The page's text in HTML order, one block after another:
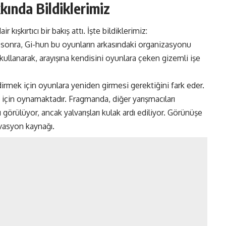
Bildiklerimiz
bir bakış attı. İşte bildiklerimiz:
Gi-hun bu oyunların arkasındaki organizasyonu
arayışına kendisini oyunlara çeken gizemli işe
için oyunlara yeniden girmesi gerektiğini fark eder.
oynamaktadır. Fragmanda, diğer yarışmacıları
ancak yalvarışları kulak ardı ediliyor. Görünüşe
kaynağı.